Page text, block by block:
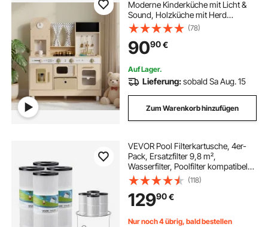
Moderne Kinderküche mit Licht &
Sound, Holzküche mit Herd
Backofen Spüle Mikrowelle
Eisspender & Getränkespender,
Küchenspielzeug mit Kochset für
Kinder ab 3 Jahren, Beige
(78)
9090€
Auf Lager.
Lieferung:sobald Sa Aug. 15
Zum Warenkorb hinzufügen
VEVOR Pool Filterkartusche, 4er-
Pack, Ersatzfilter 9,8 m²,
Wasserfilter, Poolfilter kompatibel
mit Pentair CCP420, Pleatco
PCC80-PAK4l, sicher für Kinder
und Haustiere, leicht zu reinigen
(118)
12990€
Nur noch 4 übrig, bald bestellen